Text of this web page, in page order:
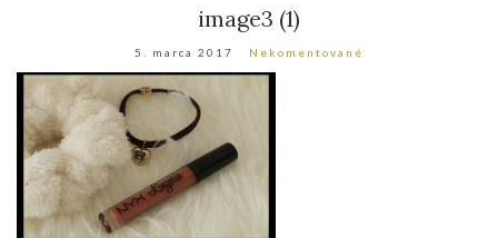
image3 (1)
5. marca 2017 Nekomentované